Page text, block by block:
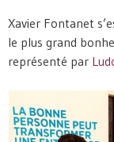
Xavier Fontanet
le plus grand
représenté par